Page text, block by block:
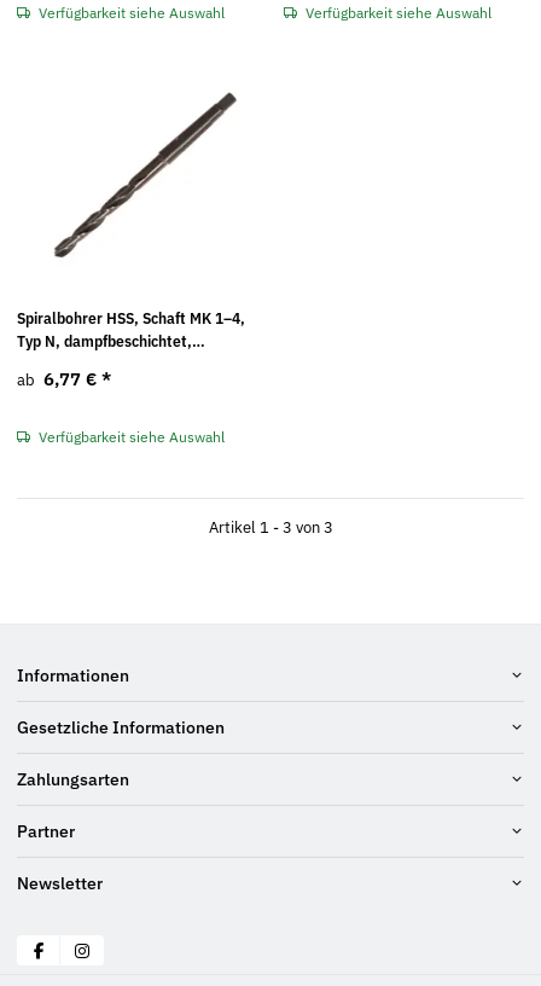
Verfügbarkeit siehe Auswahl Verfügbarkeit siehe Auswahl
Spiralbohrer HSS, Schaft MK 1–4,
Typ N, dampfbeschichtet,
ab 6,77 € *
Verfügbarkeit siehe Auswahl
Artikel 1 - 3 von 3
Informationen
Gesetzliche Informationen
Zahlungsarten
Partner
Newsletter